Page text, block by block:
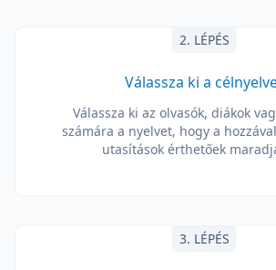
2. LÉPÉS
Válassza ki a
Válassza ki az olvasók, diákok
számára a nyelvet, hogy a
utasítások érthetőek
3. LÉPÉS